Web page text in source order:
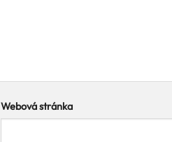
Webová stránka